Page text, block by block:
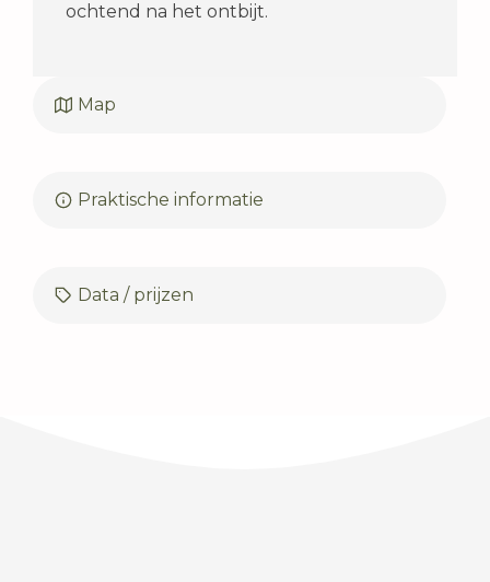
ochtend na het ontbijt.
Map
Praktische informatie
Data / prijzen